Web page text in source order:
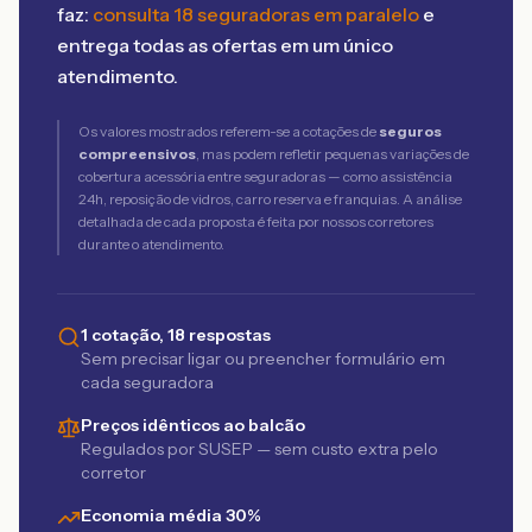
faz: consulta 18 seguradoras em paralelo e
entrega todas as ofertas em um único
atendimento.
Os valores mostrados referem-se a cotações de seguros
compreensivos, mas podem refletir pequenas variações de
cobertura acessória entre seguradoras — como assistência
24h, reposição de vidros, carro reserva e franquias. A análise
detalhada de cada proposta é feita por nossos corretores
durante o atendimento.
1 cotação, 18 respostas
Sem precisar ligar ou preencher formulário em
cada seguradora
Preços idênticos ao balcão
Regulados por SUSEP — sem custo extra pelo
corretor
Economia média 30%